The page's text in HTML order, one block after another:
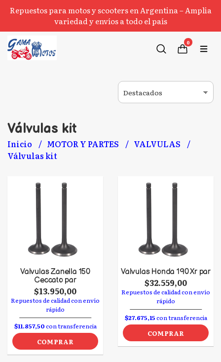
Repuestos para motos y scooters en Argentina – Amplia
variedad y envíos a todo el país
0
Válvulas kit
Inicio MOTOR Y PARTES
VALVULAS
Válvulas kit
Valvulas Zanella 150
Ceccato par
$13.950,00
Repuestos de calidad con envío
rápido
$11.857,50con transferencia
COMPRAR
Valvulas Honda 190 Xr par
$32.559,00
Repuestos de calidad con envío
rápido
$27.675,15con transferencia
COMPRAR